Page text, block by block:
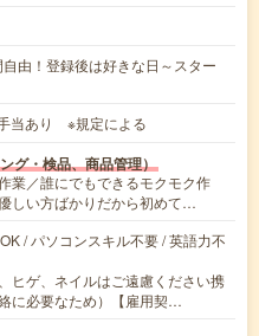
由！登録後は好きな日～スター
当あり ※規定による
グ・検品、商品管理）
業／誰にでもできるモクモク作
しい方ばかりだから初めて…
/ パソコンスキル不要 / 英語力不
ヒゲ、ネイルはご遠慮ください携
に必要なため）【雇用契…